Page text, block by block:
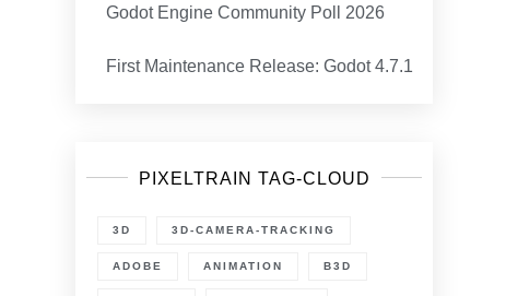
Godot Engine Community Poll 2026
First Maintenance Release: Godot 4.7.1
PIXELTRAIN TAG-CLOUD
3D 3D-CAMERA-TRACKING
ADOBE ANIMATION B3D